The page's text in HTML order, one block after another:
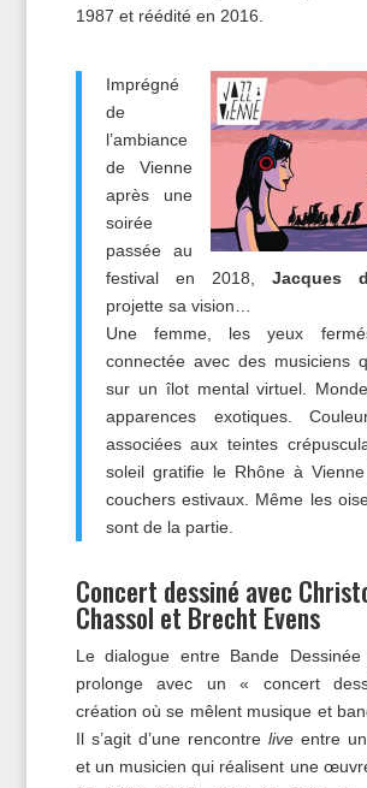
1987 et réédité en 2016.
Imprégné
de
l’ambiance
de Vienne
après une
soirée
passée au
festival en 2018,Jacques
projette sa vision…
Une femme, les yeux
connectée avec des musiciens
sur un îlot mental virtuel.
apparences exotiques.
associées aux teintes
soleil gratifie le Rhône à
couchers estivaux. Même les
sont de la partie.
Concert dessiné avec
Chassol et Brecht Evens
Le dialogue entre Bande
prolonge avec un « concert
création où se mêlent musique et
Il s’agit d’une rencontrelive entre
et un musicien qui réalisent une